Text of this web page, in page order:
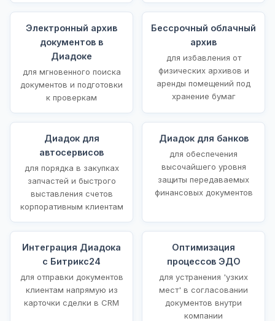
Электронный архив
документов в
Диадоке
для мгновенного поиска
документов и подготовки
к проверкам
Бессрочный облачный
архив
для избавления от
физических архивов и
аренды помещений под
хранение бумаг
Диадок для
автосервисов
для порядка в закупках
запчастей и быстрого
выставления счетов
корпоративным клиентам
Диадок для банков
для обеспечения
высочайшего уровня
защиты передаваемых
финансовых документов
Интеграция Диадока
с Битрикс24
для отправки документов
клиентам напрямую из
карточки сделки в CRM
Оптимизация
процессов ЭДО
для устранения 'узких
мест' в согласовании
документов внутри
компании